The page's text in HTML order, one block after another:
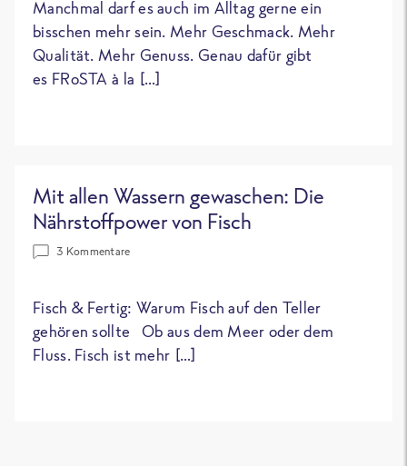
Manchmal darf es auch im Alltag gerne ein
bisschen mehr sein. Mehr Geschmack. Mehr
Qualität. Mehr Genuss. Genau dafür gibt
es FRoSTA à la […]
Mit allen Wassern gewaschen: Die
Nährstoffpower von Fisch
3 Kommentare
Fisch & Fertig: Warum Fisch auf den Teller
gehören sollte Ob aus dem Meer oder dem
Fluss. Fisch ist mehr […]